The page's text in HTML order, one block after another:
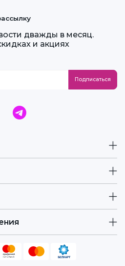
дважды в месяц.
и акциях